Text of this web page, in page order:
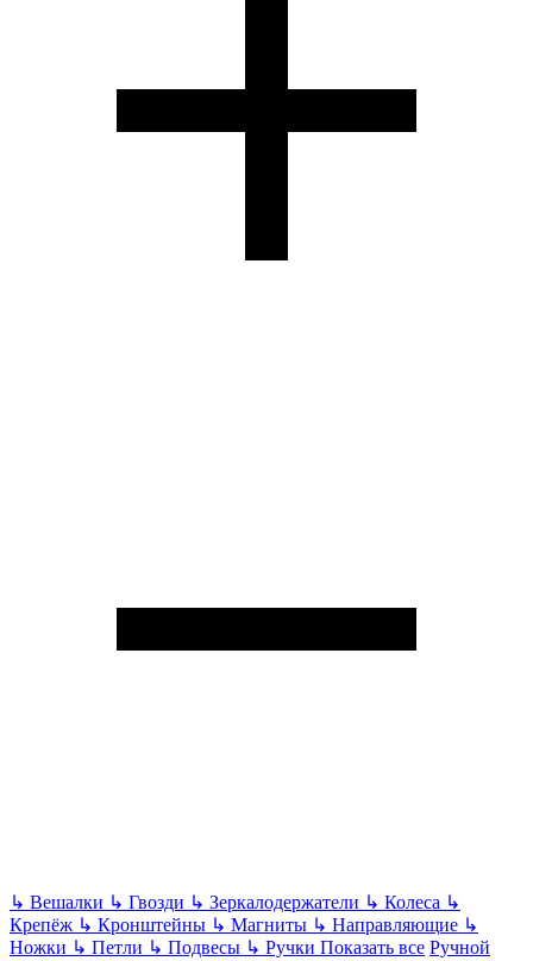
↳ Вешалки ↳ Гвозди ↳ Зеркалодержатели ↳ Колеса ↳
Крепёж ↳ Кронштейны ↳ Магниты ↳ Направляющие ↳
Ножки ↳ Петли ↳ Подвесы ↳ Ручки Показать все Ручной